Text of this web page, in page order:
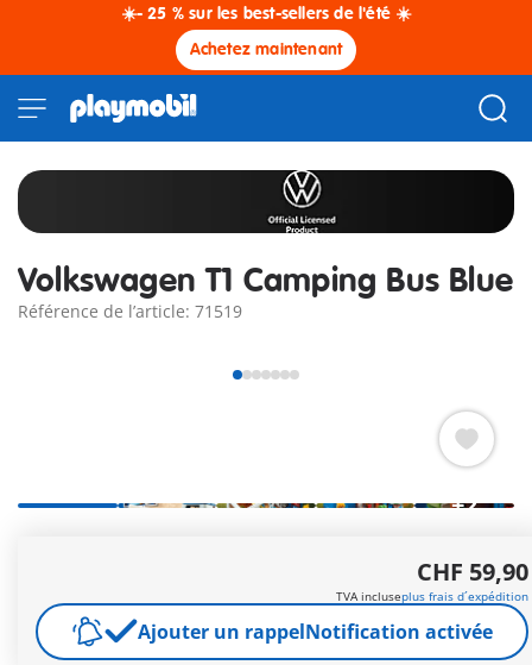
☀️- 25 % sur les best-sellers de l'été ☀️
Achetez maintenant
Volkswagen T1 Camping Bus Blue
Référence de l’article: 71519
+2
Édition Bleue exclusive avec l’iconique design du Bulli
Intérieur riche en détails avec mini-cuisine, table pliante
et banquette convertible en surface de couchage
Toit amovible et portes ouvrantes pour un jeu varié avec
CHF 59,90
TVA incluseplus frais d´expédition
Ajouter un rappelNotification activée